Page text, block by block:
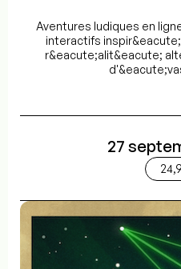
Aventures ludiques en
interactifs
r&eacute;alit&eacute;
27